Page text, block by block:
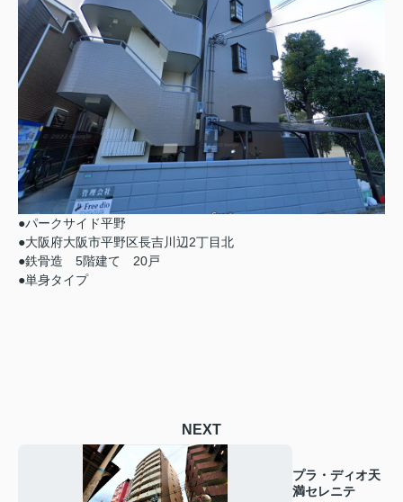
●パークサイド平野
●大阪府大阪市平野区長吉川辺2丁目北
●鉄骨造 5階建て 20戸
●単身タイプ
NEXT
プラ・ディオ天
満セレニテ